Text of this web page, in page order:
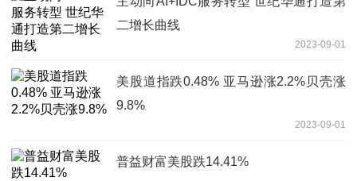
二增长曲线
2023-09-01
美股道指跌0.48% 亚马逊涨2.2%贝壳涨
9.8%
2023-09-01
普益财富美股跌14.41%